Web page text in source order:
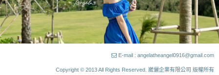
E-mail : angelatheangel0916@gmail.com
Copyright © 2013 All Rights Reserved. 崴儷企業有限公司 版權所有